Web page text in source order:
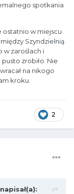
spotkania
ostatnio w miejscu
Szyndzielnią
w zaroślach i
zrobiło. Nie
na nikogo
kroku.
2
napisał(a):